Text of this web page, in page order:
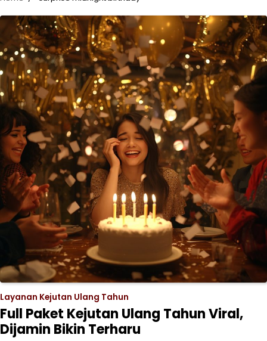
Layanan Kejutan Ulang Tahun
Full Paket Kejutan Ulang Tahun Viral,
Dijamin Bikin Terharu